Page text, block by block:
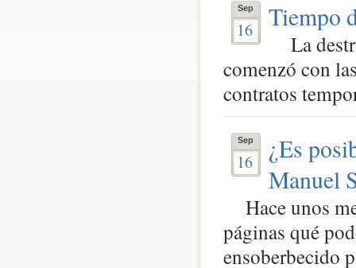
Sep
16 Tiempo
La
comenzó con
contratos
Sep
16
¿Es
Manuel
Hace unos
páginas qué
ensoberbecido